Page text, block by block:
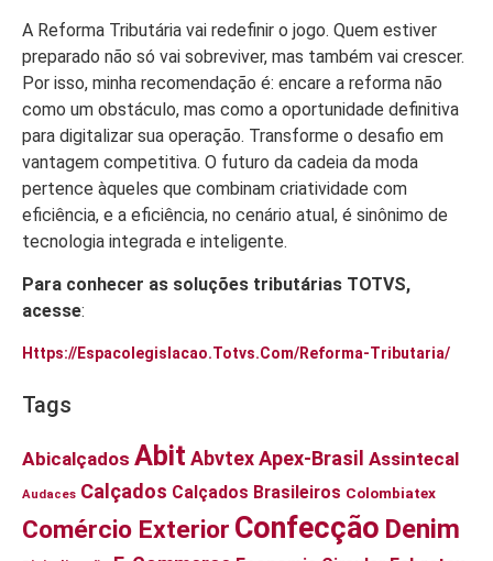
A Reforma Tributária vai redefinir o jogo. Quem estiver
preparado não só vai sobreviver, mas também vai crescer.
Por isso, minha recomendação é: encare a reforma não
como um obstáculo, mas como a oportunidade definitiva
para digitalizar sua operação. Transforme o desafio em
vantagem competitiva. O futuro da cadeia da moda
pertence àqueles que combinam criatividade com
eficiência, e a eficiência, no cenário atual, é sinônimo de
tecnologia integrada e inteligente.
Para conhecer as soluções tributárias TOTVS,
acesse:
Https://espacolegislacao.totvs.com/reforma-Tributaria/
Tags
Abicalçados Abit AbvtexApex-Brasil Assintecal
Audaces Calçados Calçados Brasileiros Colombiatex
Comércio Exterior Confecção Denim